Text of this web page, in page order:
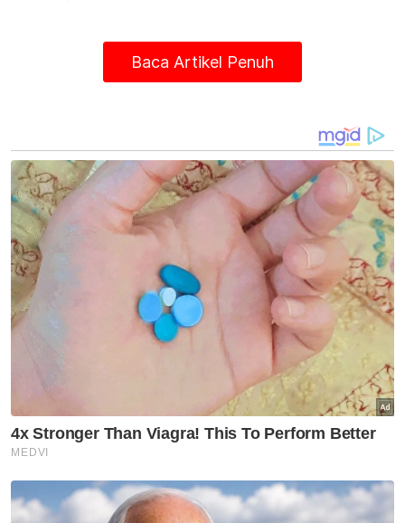
“Bagaimanapun, mangsa dilaporkan berada
dalam keadaan selamat dan tidak mengalami
Mohd Alwi berkata, siasatan dijalankan oleh
pasukan dari Ibu Pejabat Polis Daerah
Seberang Perai Utara (IPD SPU) dengan
bantuan Unit Forensik Ibu Pejabat Polis
Kontinjen (IPK) Pulau Pinang serta Bahagian
Siasatan Jenayah D9 IPD SPU dan IPK Pulau
Pinang bagi mengesan suspek.
Katanya, kes disiasat di bawah Seksyen 3
Akta Senjata Api (Penalti Lebih Berat) 1971
dan Seksyen 307 Kanun Keseksaan kerana
melepaskan tembakan dengan niat
membunuh.
Dalam pada itu, beliau menyeru orang ramai
yang mempunyai maklumat agar
Baca Artikel Penuh